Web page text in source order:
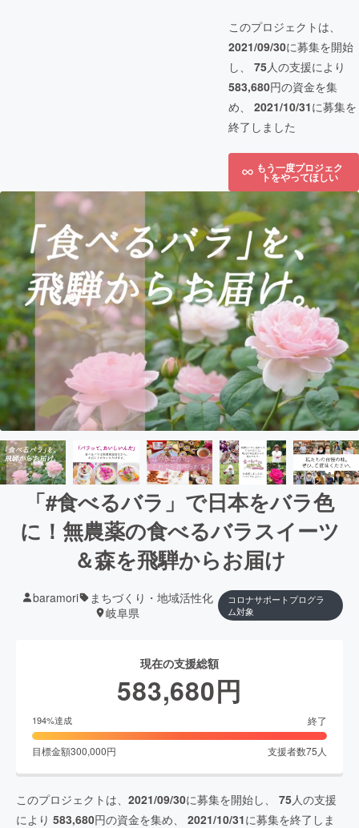
このプロジェクトは、
2021/09/30に募集を開始
し、 75人の支援により
583,680円の資金を集
め、 2021/10/31に募集を
終了しました
もう一度プロジェク
トをやってほしい
「#食べるバラ」で日本をバラ色
に！無農薬の食べるバラスイーツ
＆森を飛騨からお届け
baramori
まちづくり・地域活性化
岐阜県
コロナサポートプログラ
ム対象
現在の支援総額
583,680円
194%達成 終了
目標金額300,000円 支援者数75 人
このプロジェクトは、 2021/09/30に募集を開始し、 75人の支援
により 583,680円の資金を集め、 2021/10/31に募集を終了しま